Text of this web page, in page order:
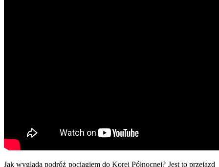
Jak wygląda podróż pociagiem do Korei Północnej? Jest to przejazd